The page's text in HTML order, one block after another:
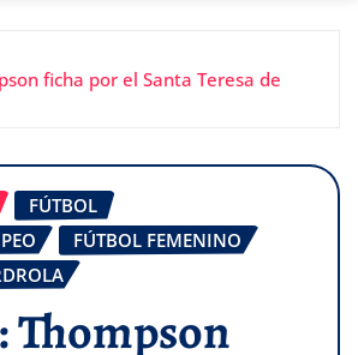
ficha por el Santa Teresa de
FÚTBOL
FÚTBOL FEMENINO
Thompson